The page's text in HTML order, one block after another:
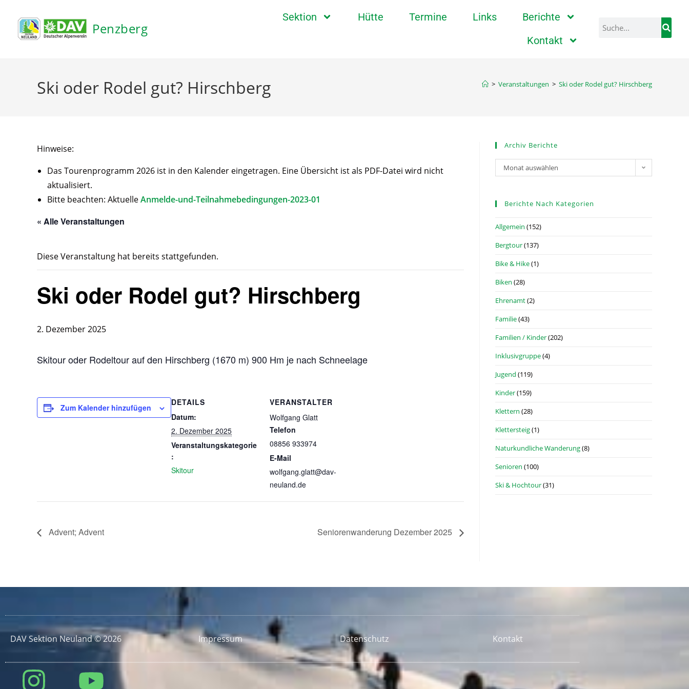
Penzberg
Sektion Hütte Termine Links
Berichte
Kontakt
Ski oder Rodel gut? Hirschberg > Veranstaltungen > Ski oder Rodel gut? Hirschberg
Hinweise:
Das Tourenprogramm 2026 ist in den Kalender eingetragen. Eine Übersicht ist als PDF-Datei wird nicht
aktualisiert.
Bitte beachten: AktuelleAnmelde-und-Teilnahmebedingungen-2023-01
« Alle Veranstaltungen
Diese Veranstaltung hat bereits stattgefunden.
Ski oder Rodel gut? Hirschberg
2. Dezember 2025
Skitour oder Rodeltour auf den Hirschberg (1670 m) 900 Hm je nach Schneelage
Zum Kalender hinzufügen
DETAILS
Datum:
2. Dezember 2025
Veranstaltungskategorie
:
Skitour
VERANSTALTER
Wolfgang Glatt
Telefon
08856 933974
E-Mail
wolfgang.glatt@dav-
neuland.de
Advent; Advent Seniorenwanderung Dezember 2025
Archiv Berichte
Monat auswählen
Berichte Nach Kategorien
Allgemein (152)
Bergtour(137)
Bike & Hike(1)
Biken (28)
Ehrenamt(2)
Familie(43)
Familien / Kinder(202)
Inklusivgruppe(4)
Jugend (119)
Kinder(159)
Klettern (28)
Klettersteig(1)
Naturkundliche Wanderung(8)
Senioren (100)
Ski & Hochtour(31)
DAV Sektion Neuland © 2026 Impressum Datenschutz Kontakt